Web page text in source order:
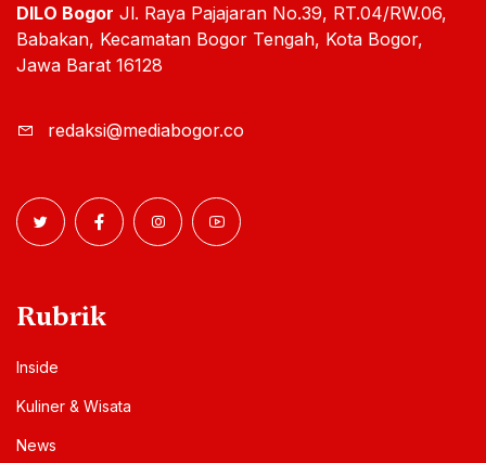
DILO Bogor Jl. Raya Pajajaran No.39, RT.04/RW.06,
Babakan, Kecamatan Bogor Tengah, Kota Bogor,
Jawa Barat 16128
redaksi@mediabogor.co
Rubrik
Inside
Kuliner & Wisata
News